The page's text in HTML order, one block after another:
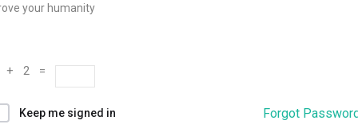
your humanity
+ 2 =
Keep me signed in Forgot